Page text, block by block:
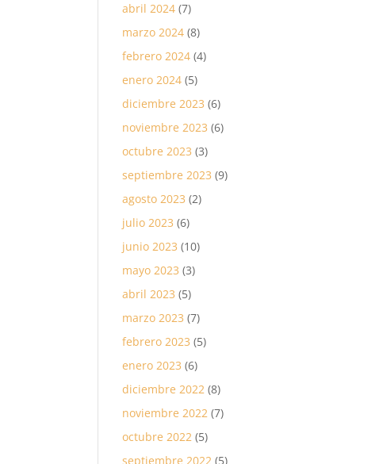
abril 2024 (7)
marzo 2024 (8)
febrero 2024 (4)
enero 2024 (5)
diciembre 2023 (6)
noviembre 2023 (6)
octubre 2023 (3)
septiembre 2023 (9)
agosto 2023 (2)
julio 2023 (6)
junio 2023 (10)
mayo 2023 (3)
abril 2023 (5)
marzo 2023 (7)
febrero 2023 (5)
enero 2023 (6)
diciembre 2022 (8)
noviembre 2022 (7)
octubre 2022 (5)
septiembre 2022 (5)